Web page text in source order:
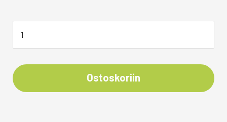
Ostoskoriin